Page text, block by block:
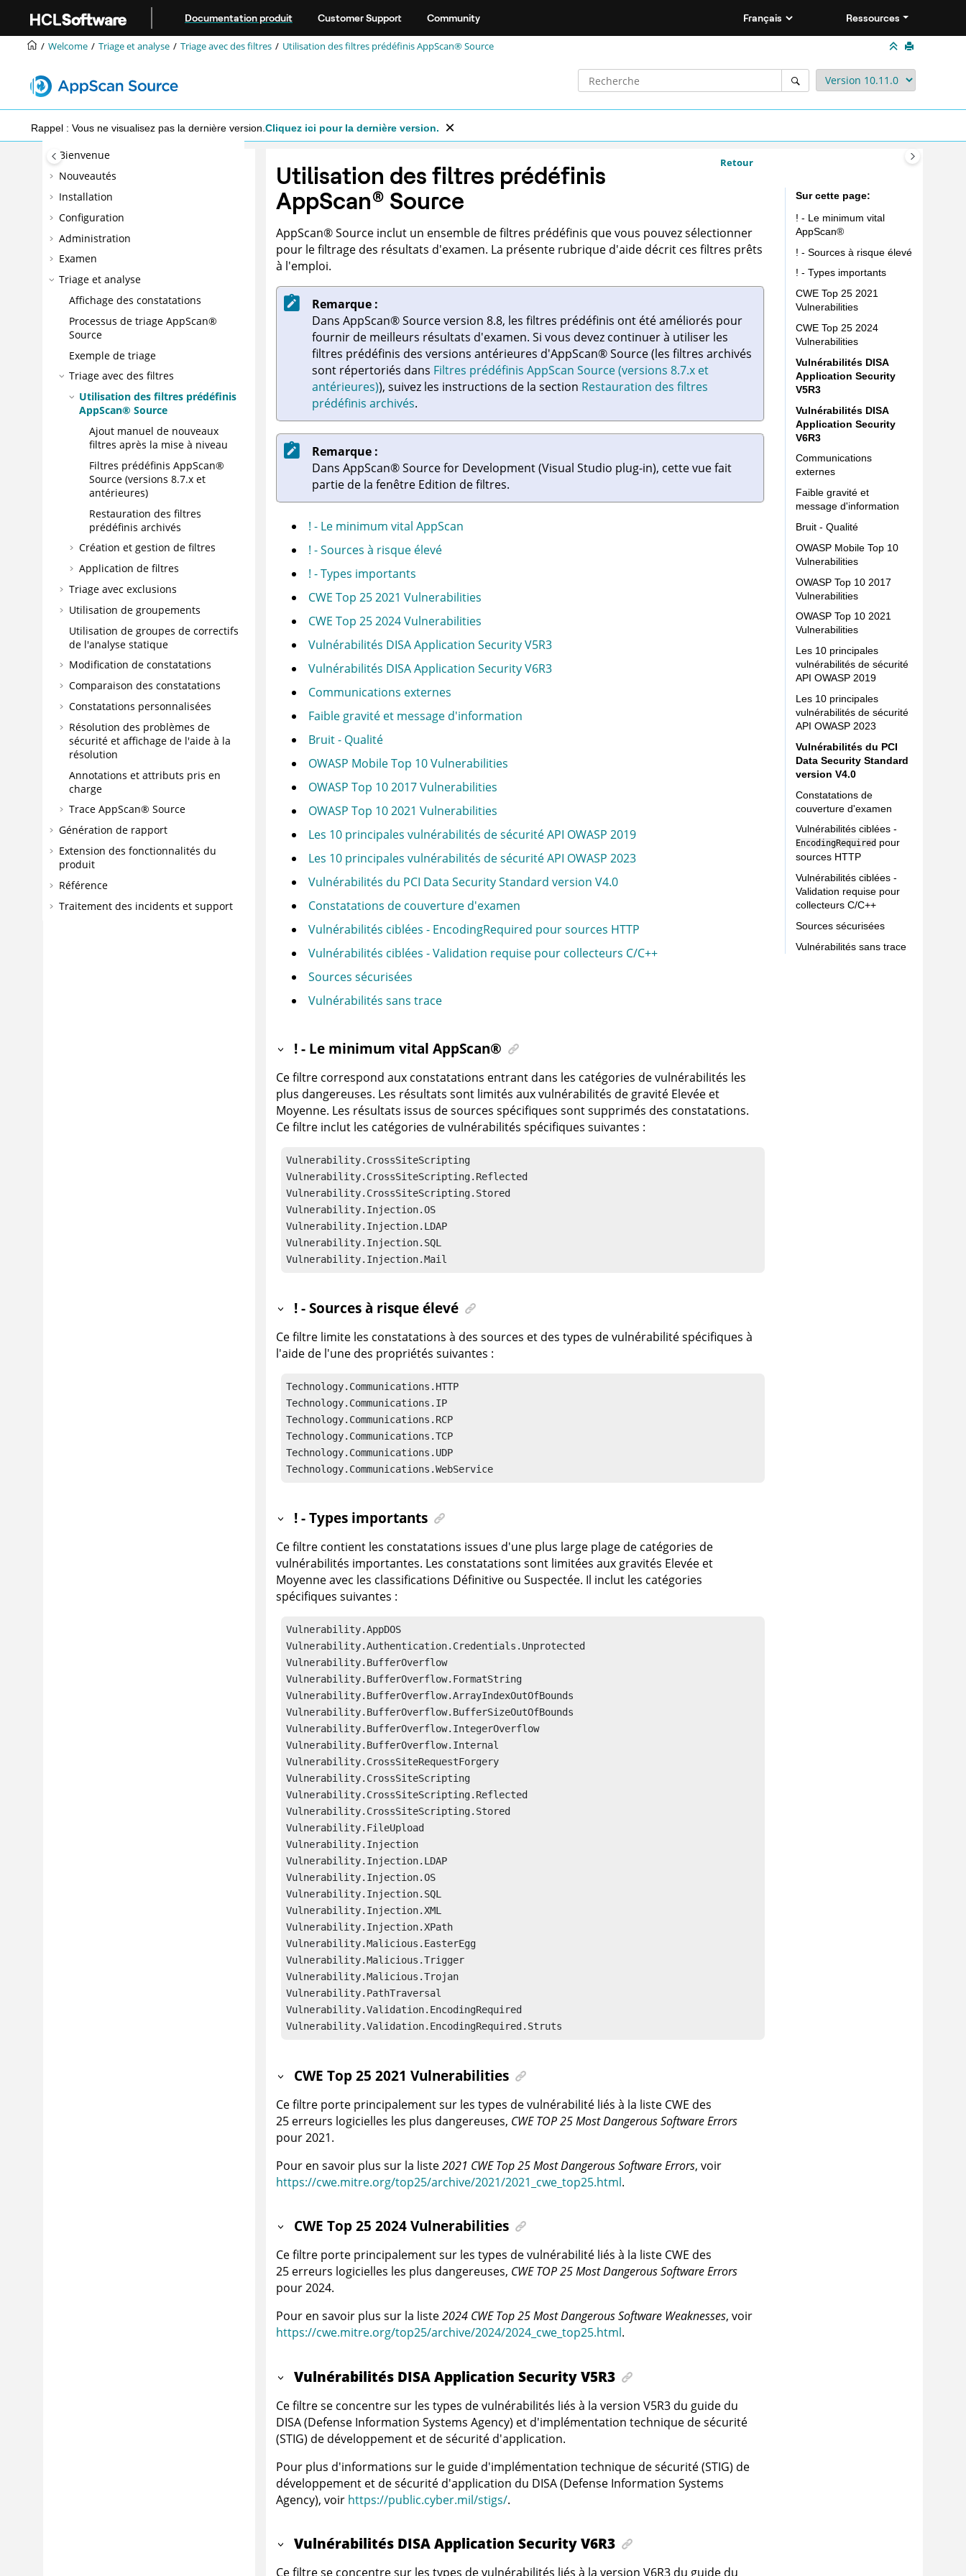
Documentation produit Customer Support Community Ressources
Welcome Triage et analyse Triage avec des filtres Utilisation des filtres prédéfinisAppScan® Source
Rappel : Vous ne visualisez pas la dernière version. Cliquez ici pour la dernière version.
Bienvenue
Nouveautés
Installation
Configuration
Administration
Examen
Triage et analyse
Affichage des constatations
Processus de triage AppScan®
Source
Exemple de triage
Triage avec des filtres
Utilisation des filtres prédéfinis
AppScan® Source
Ajout manuel de nouveaux
filtres après la mise à niveau
Filtres prédéfinis AppScan®
Source (versions 8.7.x et
antérieures)
Restauration des filtres
prédéfinis archivés
Création et gestion de filtres
Application de filtres
Triage avec exclusions
Utilisation de groupements
Utilisation de groupes de correctifs
de l'analyse statique
Modification de constatations
Comparaison des constatations
Constatations personnalisées
Résolution des problèmes de
sécurité et affichage de l'aide à la
résolution
Annotations et attributs pris en
charge
Trace AppScan® Source
Génération de rapport
Extension des fonctionnalités du
produit
Référence
Traitement des incidents et support
Retour
Utilisation des filtres prédéfinis
AppScan® Source
AppScan®Sourceinclut un ensemble de filtres prédéfinis que vous pouvez sélectionner
pour le filtrage des résultats d'examen. La présente rubrique d'aide décrit ces filtres prêts
à l'emploi.
Remarque :
Dans AppScan®Sourceversion 8.8, les filtres prédéfinis ont été améliorés pour
fournir de meilleurs résultats d'examen. Si vous devez continuer à utiliser les
filtres prédéfinis des versions antérieures d'AppScan®Source(les filtres archivés
sont répertoriés dans Filtres prédéfinis AppScan Source (versions 8.7.x et
antérieures)), suivez les instructions de la section Restauration des filtres
prédéfinis archivés.
Remarque :
Dans AppScan®Source for Development (Visual Studio plug-in), cette vue fait
partie de la fenêtre Edition de filtres.
! - Le minimum vital AppScan
! - Sources à risque élevé
! - Types importants
CWE Top 25 2021 Vulnerabilities
CWE Top 25 2024 Vulnerabilities
Vulnérabilités DISA Application Security V5R3
Vulnérabilités DISA Application Security V6R3
Communications externes
Faible gravité et message d'information
Bruit - Qualité
OWASP Mobile Top 10 Vulnerabilities
OWASP Top 10 2017 Vulnerabilities
OWASP Top 10 2021 Vulnerabilities
Les 10 principales vulnérabilités de sécurité API OWASP 2019
Les 10 principales vulnérabilités de sécurité API OWASP 2023
Vulnérabilités du PCI Data Security Standard version V4.0
Constatations de couverture d'examen
Vulnérabilités ciblées - EncodingRequired pour sources HTTP
Vulnérabilités ciblées - Validation requise pour collecteurs C/C++
Sources sécurisées
Vulnérabilités sans trace
! - Le minimum vital AppScan®
Ce filtre correspond aux constatations entrant dans les catégories de vulnérabilités les
plus dangereuses. Les résultats sont limités aux vulnérabilités de gravité Elevée et
Moyenne. Les résultats issus de sources spécifiques sont supprimés des constatations.
Ce filtre inclut les catégories de vulnérabilités spécifiques suivantes :
Vulnerability.CrossSiteScripting
Vulnerability.CrossSiteScripting.Reflected
Vulnerability.CrossSiteScripting.Stored
Vulnerability.Injection.OS
Vulnerability.Injection.LDAP
Vulnerability.Injection.SQL
Vulnerability.Injection.Mail
! - Sources à risque élevé
Ce filtre limite les constatations à des sources et des types de vulnérabilité spécifiques à
l'aide de l'une des propriétés suivantes :
Technology.Communications.HTTP
Technology.Communications.IP
Technology.Communications.RCP
Technology.Communications.TCP
Technology.Communications.UDP
Technology.Communications.WebService
! - Types importants
Ce filtre contient les constatations issues d'une plus large plage de catégories de
vulnérabilités importantes. Les constatations sont limitées aux gravités Elevée et
Moyenne avec les classifications Définitive ou Suspectée. Il inclut les catégories
spécifiques suivantes :
Vulnerability.AppDOS
Vulnerability.Authentication.Credentials.Unprotected
Vulnerability.BufferOverflow
Vulnerability.BufferOverflow.FormatString
Vulnerability.BufferOverflow.ArrayIndexOutOfBounds
Vulnerability.BufferOverflow.BufferSizeOutOfBounds
Vulnerability.BufferOverflow.IntegerOverflow
Vulnerability.BufferOverflow.Internal
Vulnerability.CrossSiteRequestForgery
Vulnerability.CrossSiteScripting
Vulnerability.CrossSiteScripting.Reflected
Vulnerability.CrossSiteScripting.Stored
Vulnerability.FileUpload
Vulnerability.Injection
Vulnerability.Injection.LDAP
Vulnerability.Injection.OS
Vulnerability.Injection.SQL
Vulnerability.Injection.XML
Vulnerability.Injection.XPath
Vulnerability.Malicious.EasterEgg
Vulnerability.Malicious.Trigger
Vulnerability.Malicious.Trojan
Vulnerability.PathTraversal
Vulnerability.Validation.EncodingRequired
Vulnerability.Validation.EncodingRequired.Struts
CWE Top 25 2021 Vulnerabilities
Ce filtre porte principalement sur les types de vulnérabilité liés à la liste CWE des
25 erreurs logicielles les plus dangereuses, CWE TOP 25 Most Dangerous Software Errors
pour 2021.
Pour en savoir plus sur la liste2021 CWE Top 25 Most Dangerous Software Errors, voir
https://cwe.mitre.org/top25/archive/2021/2021_cwe_top25.html.
CWE Top 25 2024 Vulnerabilities
Ce filtre porte principalement sur les types de vulnérabilité liés à la liste CWE des
25 erreurs logicielles les plus dangereuses, CWE TOP 25 Most Dangerous Software Errors
pour 2024.
Pour en savoir plus sur la liste2024 CWE Top 25 Most Dangerous Software Weaknesses, voir
https://cwe.mitre.org/top25/archive/2024/2024_cwe_top25.html.
Vulnérabilités DISA Application Security V5R3
Ce filtre se concentre sur les types de vulnérabilités liés à la version V5R3 du guide du
DISA (Defense Information Systems Agency) et d'implémentation technique de sécurité
(STIG) de développement et de sécurité d'application.
Pour plus d'informations sur le guide d'implémentation technique de sécurité (STIG) de
développement et de sécurité d'application du DISA (Defense Information Systems
Agency), voir https://public.cyber.mil/stigs/.
Vulnérabilités DISA Application Security V6R3
Ce filtre se concentre sur les types de vulnérabilités liés à la version V6R3 du guide du
Sur cette page
! - Le minimum vital
AppScan®
! - Sources à risque élevé
! - Types importants
CWE Top 25 2021
Vulnerabilities
CWE Top 25 2024
Vulnerabilities
Vulnérabilités DISA
Application Security
V5R3
Vulnérabilités DISA
Application Security
V6R3
Communications
externes
Faible gravité et
message d'information
Bruit - Qualité
OWASP Mobile Top 10
Vulnerabilities
OWASP Top 10 2017
Vulnerabilities
OWASP Top 10 2021
Vulnerabilities
Les 10 principales
vulnérabilités de sécurité
API OWASP 2019
Les 10 principales
vulnérabilités de sécurité
API OWASP 2023
Vulnérabilités du PCI
Data Security Standard
version V4.0
Constatations de
couverture d'examen
Vulnérabilités ciblées -
EncodingRequiredpour
sources HTTP
Vulnérabilités ciblées -
Validation requise pour
collecteurs C/C++
Sources sécurisées
Vulnérabilités sans trace